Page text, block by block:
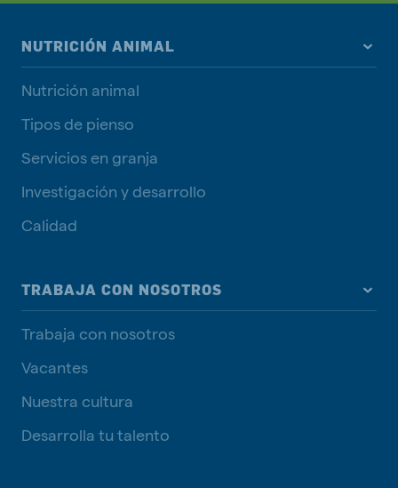
NUTRICIÓN ANIMAL
Nutrición animal
Tipos de pienso
Servicios en granja
Investigación y desarrollo
Calidad
TRABAJA CON NOSOTROS
Trabaja con nosotros
Vacantes
Nuestra cultura
Desarrolla tu talento